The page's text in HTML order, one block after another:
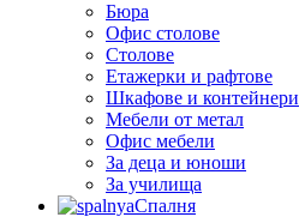
Бюра
Офис столове
Столове
Етажерки и рафтове
Шкафове и контейнери
Мебели от метал
Офис мебели
За деца и юноши
За училища
Спалня